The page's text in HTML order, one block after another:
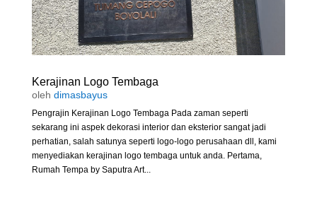
Kerajinan Logo Tembaga
oleh dimasbayus
Pengrajin Kerajinan Logo Tembaga Pada zaman seperti
sekarang ini aspek dekorasi interior dan eksterior sangat jadi
perhatian, salah satunya seperti logo-logo perusahaan dll, kami
menyediakan kerajinan logo tembaga untuk anda. Pertama,
Rumah Tempa by Saputra Art...